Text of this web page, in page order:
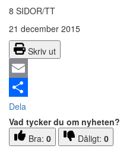
8 SIDOR/TT
21 december 2015
Skriv ut
Email
Dela
Vad tycker du om nyheten?
Bra: 0 Dåligt: 0